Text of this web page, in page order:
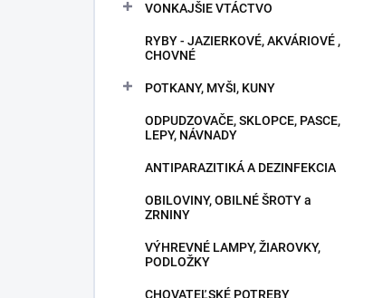
VONKAJŠIE VTÁCTVO
RYBY - JAZIERKOVÉ, AKVÁRIOVÉ ,
CHOVNÉ
POTKANY, MYŠI, KUNY
ODPUDZOVAČE, SKLOPCE, PASCE,
LEPY, NÁVNADY
ANTIPARAZITIKÁ A DEZINFEKCIA
OBILOVINY, OBILNÉ ŠROTY a
ZRNINY
VÝHREVNÉ LAMPY, ŽIAROVKY,
PODLOŽKY
CHOVATEĽSKÉ POTREBY